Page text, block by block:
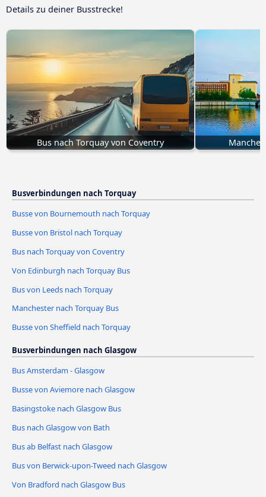
Details zu deiner Busstrecke!
Bus nach Torquay von Coventry
Busverbindungen nach Torquay
Busse von Bournemouth nach Torquay
Busse von Bristol nach Torquay
Bus nach Torquay von Coventry
Von Edinburgh nach Torquay Bus
Bus von Leeds nach Torquay
Manchester nach Torquay Bus
Busse von Sheffield nach Torquay
Busverbindungen nach Glasgow
Bus Amsterdam - Glasgow
Busse von Aviemore nach Glasgow
Basingstoke nach Glasgow Bus
Bus nach Glasgow von Bath
Bus ab Belfast nach Glasgow
Bus von Berwick-upon-Tweed nach Glasgow
Von Bradford nach Glasgow Bus